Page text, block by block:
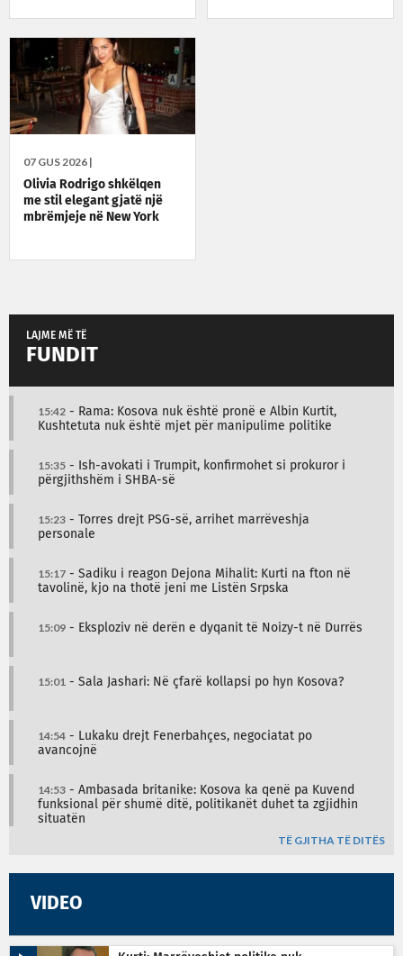
07 GUS 2026 |
Olivia Rodrigo shkëlqen
me stil elegant gjatë një
mbrëmjeje në New York
LAJME MË TË
FUNDIT
15:42 - Rama: Kosova nuk është pronë e Albin Kurtit,
Kushtetuta nuk është mjet për manipulime politike
15:35 - Ish-avokati i Trumpit, konfirmohet si prokuror i
përgjithshëm i SHBA-së
15:23 - Torres drejt PSG-së, arrihet marrëveshja
personale
15:17 - Sadiku i reagon Dejona Mihalit: Kurti na fton në
tavolinë, kjo na thotë jeni me Listën Srpska
15:09 - Eksploziv në derën e dyqanit të Noizy-t në Durrës
15:01 - Sala Jashari: Në çfarë kollapsi po hyn Kosova?
14:54 - Lukaku drejt Fenerbahçes, negociatat po
avancojnë
14:53 - Ambasada britanike: Kosova ka qenë pa Kuvend
funksional për shumë ditë, politikanët duhet ta zgjidhin
situatën
TË GJITHA TË DITËS
VIDEO